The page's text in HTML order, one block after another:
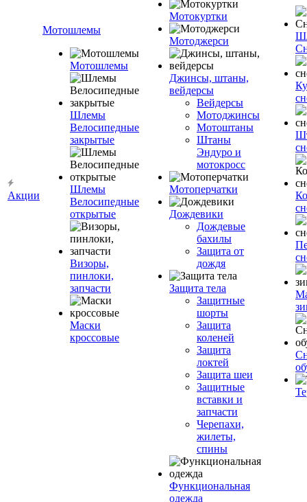
Акции
Мотошлемы
Мотошлемы
Шлемы
Велосипедные
закрытые
Шлемы
Велосипедные
открытые
Визоры,
пинлоки,
запчасти
Маски
кроссовые
Мотокуртки
Мотоджерси
Джинсы, штаны,
вейдерсы
Вейдерсы
Мотоджинсы
Мотоштаны
Штаны
Эндуро и
мотокросс
Мотоперчатки
Дождевики
Дождевые
бахилы
Защита от
дождя
Защита тела
Защитные
шорты
Защита
коленей
Защита
локтей
Защита шеи
Защитные
вставки и
запчасти
Черепахи,
жилеты,
спины
Функциональная
одежда